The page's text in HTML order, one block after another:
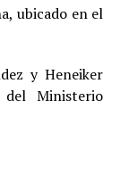
ubicado en el
y Heneiker
Ministerio